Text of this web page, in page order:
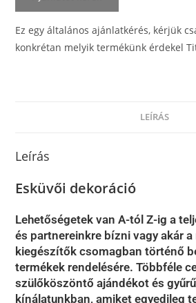
Ez egy általános ajánlatkérés, kérjük
konkrétan melyik termékünk érdekel
LEÍRÁS
Leírás
Esküvői dekoráció
Lehetőségetek van A-tól Z-ig a
és partnereinkre bízni vagy akár
kiegészítők csomagban történő
termékek rendelésére. Többféle
szülőköszöntő ajándékot és
kínálatunkban, amiket egyedileg